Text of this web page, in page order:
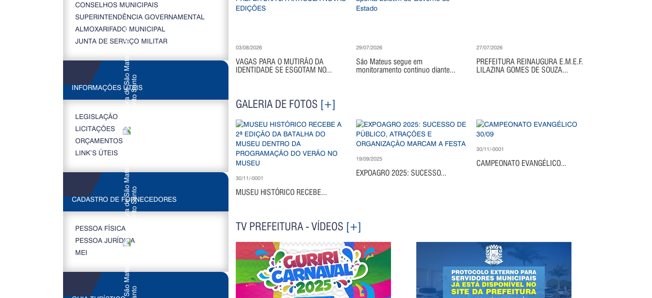
CONSELHOS MUNICIPAIS
SUPERINTENDÊNCIA GOVERNAMENTAL
ALMOXARIFADO MUNICIPAL
JUNTA DE SERVIÇO MILITAR
INFORMAÇÕES ÚTEIS
LEGISLAÇÃO
LICITAÇÕES
ORÇAMENTOS
LINK’S ÚTEIS
CADASTRO DE FORNECEDORES
PESSOA FÍSICA
PESSOA JURÍDICA
MEI
03/08/2026
VAGAS PARA O MUTIRÃO DA
IDENTIDADE SE ESGOTAM NO...
29/07/2026
São Mateus segue em
monitoramento contínuo diante...
27/07/2026
PREFEITURA REINAUGURA E.M.E.F.
LILAZINA GOMES DE SOUZA...
GALERIA DE FOTOS [+]
30/11/-0001
MUSEU HISTÓRICO RECEBE...
19/09/2025
EXPOAGRO 2025: SUCESSO...
30/11/-0001
CAMPEONATO EVANGÉLICO...
TV PREFEITURA - VÍDEOS [+]